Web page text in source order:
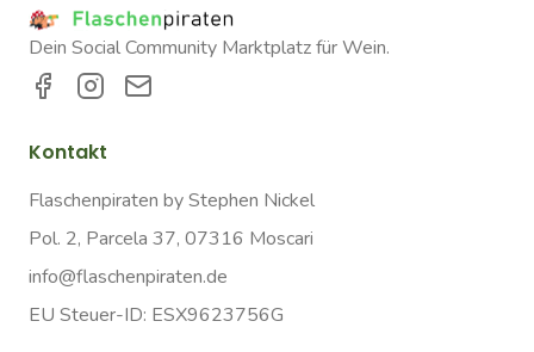
Dein Social Community Marktplatz für Wein.
Kontakt
Flaschenpiraten by Stephen Nickel
Pol. 2, Parcela 37, 07316 Moscari
info@flaschenpiraten.de
EU Steuer-ID: ESX9623756G